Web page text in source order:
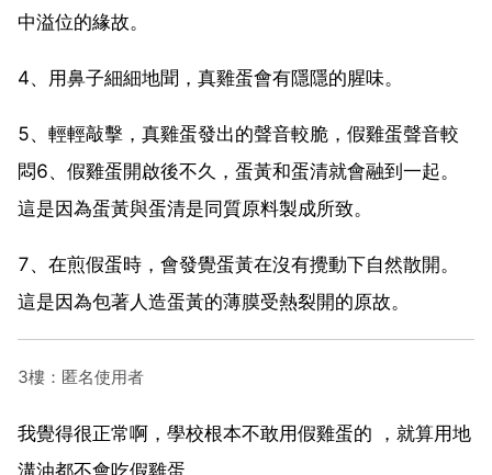
中溢位的緣故。
4、用鼻子細細地聞，真雞蛋會有隱隱的腥味。
5、輕輕敲擊，真雞蛋發出的聲音較脆，假雞蛋聲音較
悶6、假雞蛋開啟後不久，蛋黃和蛋清就會融到一起。
這是因為蛋黃與蛋清是同質原料製成所致。
7、在煎假蛋時，會發覺蛋黃在沒有攪動下自然散開。
這是因為包著人造蛋黃的薄膜受熱裂開的原故。
3樓：匿名使用者
我覺得很正常啊，學校根本不敢用假雞蛋的 ，就算用地
溝油都不會吃假雞蛋。